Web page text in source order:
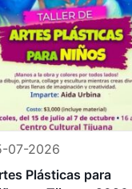
07-2026
Plásticas para